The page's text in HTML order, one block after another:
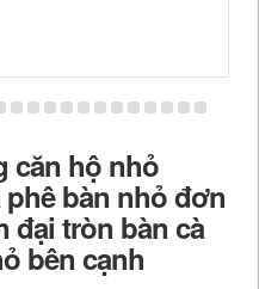
căn hộ nhỏ
bàn ​​nhỏ đơn
đại tròn bàn cà
bên cạnh